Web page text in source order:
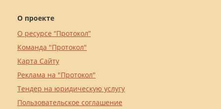
О проекте
О ресурсе “Протокол”
Команда "Протокол"
Карта Сайту
Реклама на "Протокол"
Тендер на юридическую услугу
Пользовательское соглашение